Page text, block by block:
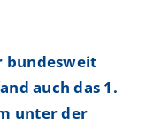
bundesweit
auch das 1.
unter der